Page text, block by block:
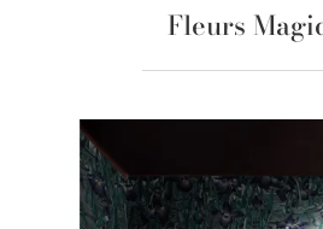
Fleurs